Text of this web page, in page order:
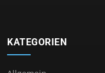
KATEGORIEN